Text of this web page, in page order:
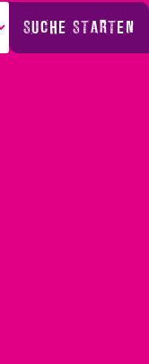
SUCHE STARTEN